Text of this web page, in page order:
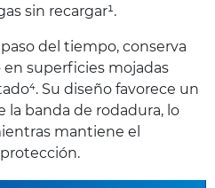
sin recargar¹.
del tiempo, conserva
superficies mojadas
Su diseño favorece un
banda de rodadura, lo
mantiene el